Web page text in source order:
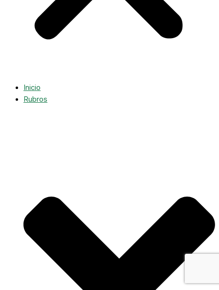
Inicio
Rubros